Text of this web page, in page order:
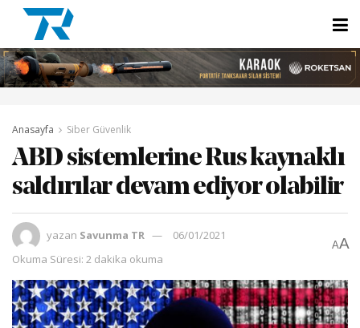
Anasayfa Siber Güvenlik
ABD sistemlerine Rus kaynaklı
saldırılar devam ediyor olabilir
yazan Savunma TR
06/01/2021
Okuma Süresi: 2 dakika okuma
AA